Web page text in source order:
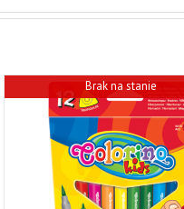
Brak na stanie